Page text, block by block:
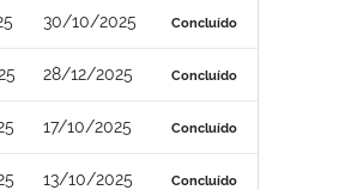
30/10/2025 Concluído
28/12/2025 Concluído
17/10/2025 Concluído
13/10/2025 Concluído